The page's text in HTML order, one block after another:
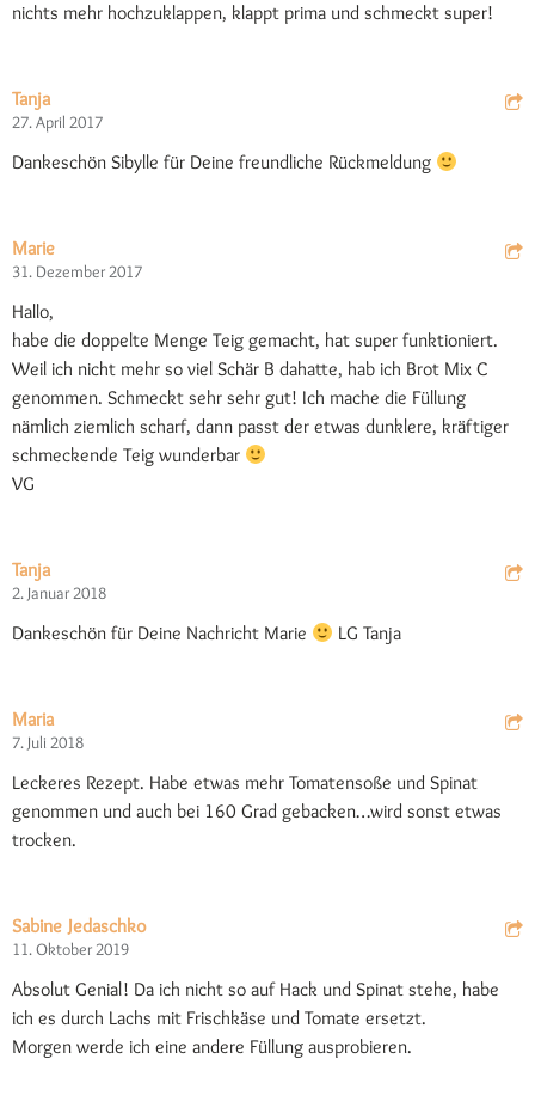
nichts mehr hochzuklappen, klappt prima und schmeckt super!
Tanja
27. April 2017
Dankeschön Sibylle für Deine freundliche Rückmeldung
Marie
31. Dezember 2017
Hallo,
habe die doppelte Menge Teig gemacht, hat super funktioniert.
Weil ich nicht mehr so viel Schär B dahatte, hab ich Brot Mix C
genommen. Schmeckt sehr sehr gut! Ich mache die Füllung
nämlich ziemlich scharf, dann passt der etwas dunklere, kräftiger
schmeckende Teig wunderbar
VG
Tanja
2. Januar 2018
Dankeschön für Deine Nachricht Marie LG Tanja
Maria
7. Juli 2018
Leckeres Rezept. Habe etwas mehr Tomatensoße und Spinat
genommen und auch bei 160 Grad gebacken…wird sonst etwas
trocken.
Sabine Jedaschko
11. Oktober 2019
Absolut Genial! Da ich nicht so auf Hack und Spinat stehe, habe
ich es durch Lachs mit Frischkäse und Tomate ersetzt.
Morgen werde ich eine andere Füllung ausprobieren.